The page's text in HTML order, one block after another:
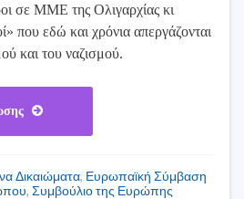
σε ΜΜΕ της Ολιγαρχίας κι
που εδώ και χρόνια απεργάζονται
και του ναζισμού.
Δικαιώματα, Ευρωπαϊκή Σύμβαση
, Συμβούλιο της Ευρώπης